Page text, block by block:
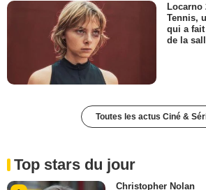
Locarno
Tennis,
qui a
de la
Toutes les actus Ciné &
Top stars du jour
Christopher Nolan